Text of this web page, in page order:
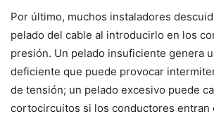
Por último, muchos instaladores
pelado del cable al introducirlo en los
presión. Un pelado insuficiente genera
deficiente que puede provocar
de tensión; un pelado excesivo puede
cortocircuitos si los conductores entran